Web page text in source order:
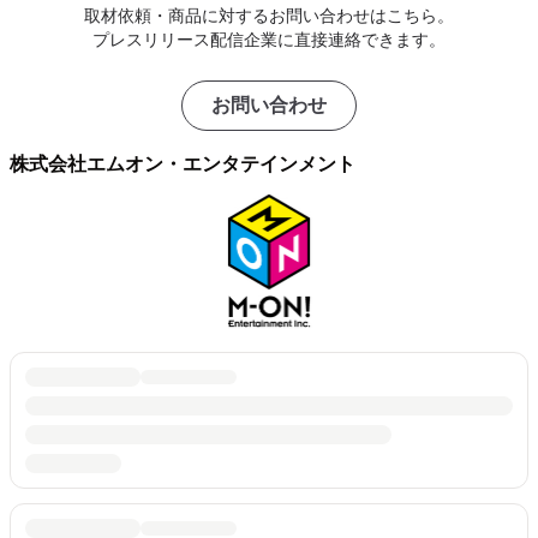
取材依頼・商品に対するお問い合わせはこちら。
プレスリリース配信企業に直接連絡できます。
お問い合わせ
株式会社エムオン・エンタテインメント